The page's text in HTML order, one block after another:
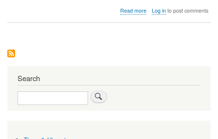
Read moreabout
einfließt
Log into post comments
Search
Search